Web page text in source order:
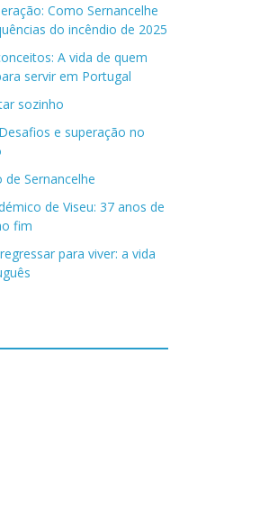
Como Sernancelhe
do incêndio de 2025
A vida de quem
servir em Portugal
sozinho
e superação no
Sernancelhe
de Viseu: 37 anos de
fim
para viver: a vida